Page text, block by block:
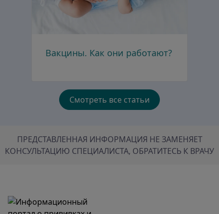
Вакцины. Как они работают?
Смотреть все статьи
ПРЕДСТАВЛЕННАЯ ИНФОРМАЦИЯ НЕ ЗАМЕНЯЕТ
КОНСУЛЬТАЦИЮ СПЕЦИАЛИСТА, ОБРАТИТЕСЬ К ВРАЧУ